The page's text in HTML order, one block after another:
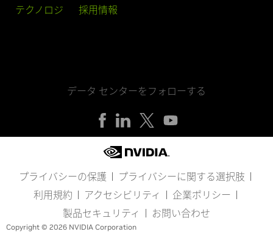
テクノロジ 採用情報
データ センターをフォローする
プライバシーの保護
プライバシーに関する選択肢
利用規約
アクセシビリティ
企業ポリシー
製品セキュリティ
お問い合わせ
Copyright © 2026 NVIDIA Corporation